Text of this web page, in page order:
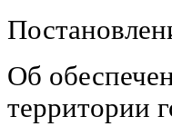
Об
территории